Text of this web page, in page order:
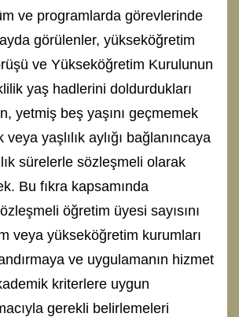
ve programlarda görevlerinde
görülenler, yükseköğretim
ve Yükseköğretim Kurulunun
yaş hadlerini doldurdukları
yetmiş beş yaşını geçmemek
yaşlılık aylığı bağlanıncaya
sürelerle sözleşmeli olarak
Bu fıkra kapsamında
öğretim üyesi sayısını
veya yükseköğretim kurumları
ve uygulamanın hizmet
kriterlere uygun
gerekli belirlemeleri